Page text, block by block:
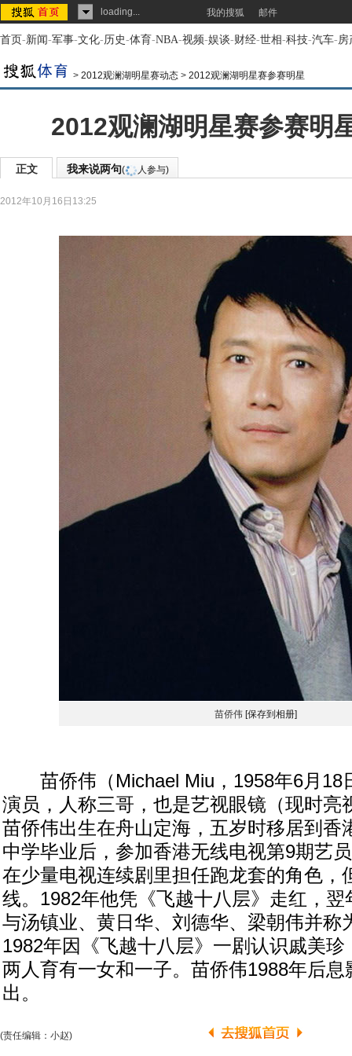
loading... 我的搜狐 邮件
首页-新闻-军事-文化-历史-体育-NBA-视频-娱谈-财经-世相-科技-汽车-房
> 2012观澜湖明星赛动态 > 2012观澜湖明星赛参赛明星
2012观澜湖明星赛参赛明
正文 我来说两句( 人参与)
2012年10月16日13:25
苗侨伟 [保存到相册]
苗侨伟（Michael Miu，1958年6月18
演员，人称三哥，也是艺视眼镜（现时亮
苗侨伟出生在舟山定海，五岁时移居到香
中学毕业后，参加香港无线电视第9期艺
在少量电视连续剧里担任跑龙套的角色，
线。1982年他凭《飞越十八层》走红，
与汤镇业、黄日华、刘德华、梁朝伟并称
1982年因《飞越十八层》一剧认识戚美
两人育有一女和一子。苗侨伟1988年后息
出。
(责任编辑：小赵)